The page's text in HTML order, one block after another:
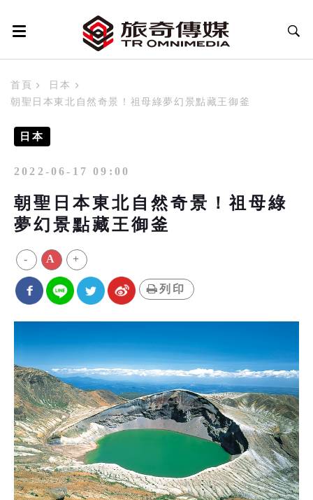
首頁
日本
朝聖日本東北自然奇景！祖母綠夢幻景點藏王御釜
日本
2022-06-17 09:00
朝聖日本東北自然奇景！祖母綠
夢幻景點藏王御釜
- A +
列印